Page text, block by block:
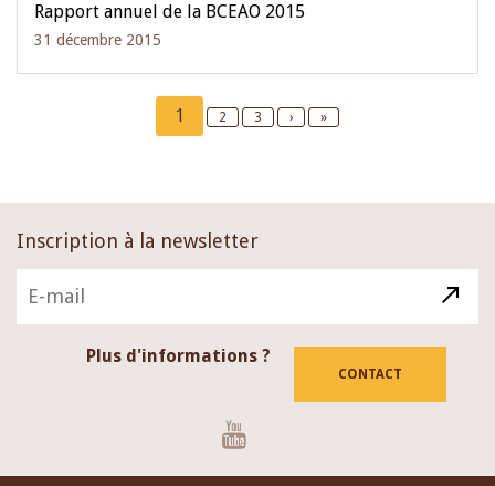
Rapport annuel de la BCEAO 2015
31 décembre 2015
Current
page
1 Page
2 Page
3
Next
›
Last
»
Inscription à la newsletter
Plus d'informations ?
CONTACT